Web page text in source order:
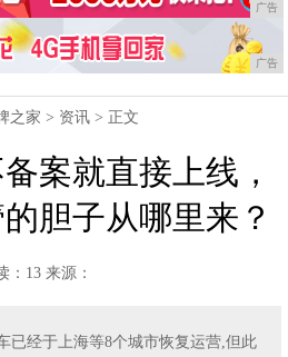
广告
广告
之家 > 资讯 > 正文
案就直接上线，
胆子从哪里来？
：13 来源：
已经于上海等8个城市恢复运营,但此